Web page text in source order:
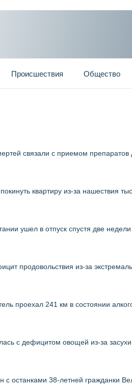
Происшествия Общество
связали с приемом препаратов
квартиру из-за нашествия
ушел в отпуск спустя две
продовольствия из-за
проехал 241 км в состоянии
с дефицитом овощей из-за
с останками 38-летней гражданки